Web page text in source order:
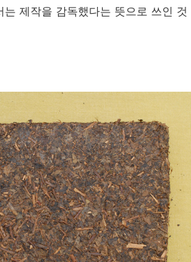
제작을 감독했다는 뜻으로 쓰인 것